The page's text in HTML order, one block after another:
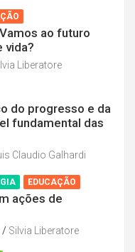
ao futuro
vida?
Liberatore
do progresso e da
fundamental das
Claudio Galhardi
EDUCAÇÃO
ações de
Silvia Liberatore